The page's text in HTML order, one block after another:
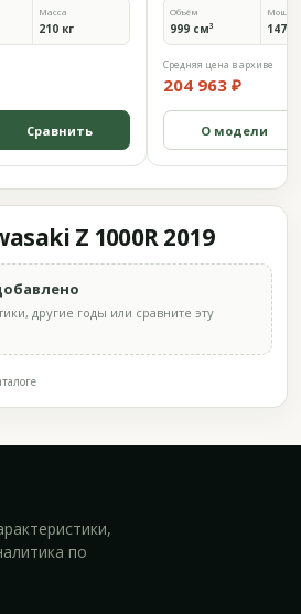
Масса
210 кг
Сравнить
Объём
999 см³ 147,5
Средняя цена в архиве
204 963 ₽
О модели
Z 1000R 2019
другие годы или сравните эту
по